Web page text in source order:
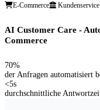
E-Commerce Kundenservice
AI Customer Care -
Commerce
70%
der Anfragen automatisiert
<5s
durchschnittliche